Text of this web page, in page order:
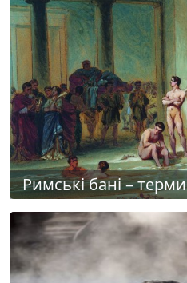
Римські бані – терми